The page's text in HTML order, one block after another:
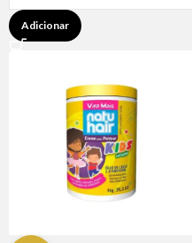
Adicionar